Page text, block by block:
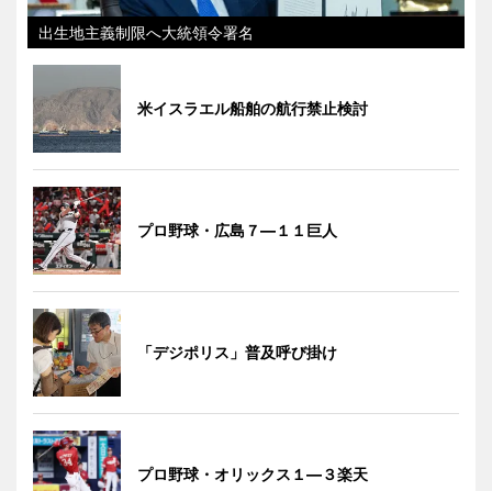
出生地主義制限へ大統領令署名
米イスラエル船舶の航行禁止検討
プロ野球・広島７―１１巨人
「デジポリス」普及呼び掛け
プロ野球・オリックス１―３楽天